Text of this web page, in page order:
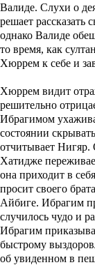
Валиде. Слухи о
решает
однако Валиде
то время, как
Хюррем к себе и
Хюррем видит
решительно
Ибрагимом
состоянии
отчитывает Нигяр.
Хатидже
она приходит в
просит своего
Айбиге. Ибрагим
случилось чудо и
Ибрагим
быстрому
об увиденном в